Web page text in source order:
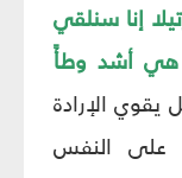
إنا سنلقي
هي أشد وطأً
يقوي الإرادة
على النفس